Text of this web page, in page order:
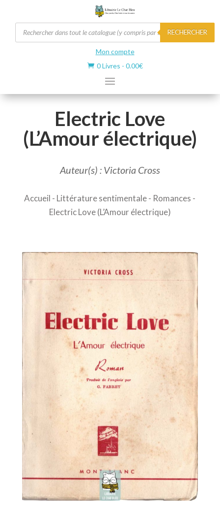
Recherche
de
produits
RECHERCHER
Mon compte
 0 Livres - 0.00€
Electric Love
(L’Amour électrique)
Auteur(s) : Victoria Cross
Accueil - Littérature sentimentale- Romances -
Electric Love (L’Amour électrique)